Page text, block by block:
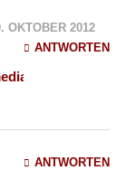
OKTOBER 2012
ANTWORTEN
ANTWORTEN